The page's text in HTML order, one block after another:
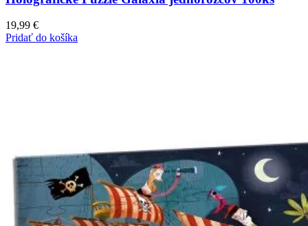
19,99 €
Pridať do košíka